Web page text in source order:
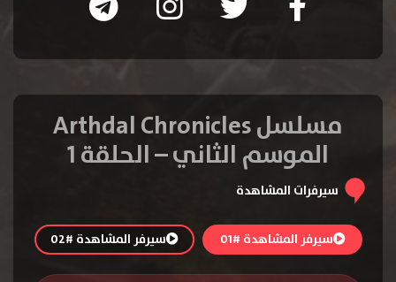
مسلسل Arthdal Chronicles
الموسم الثاني – الحلقة 1
سيرفرات المشاهدة
سيرفر المشاهدة #01 سيرفر المشاهدة #02